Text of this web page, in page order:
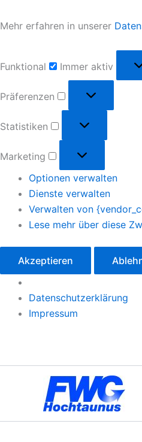
Mehr erfahren in unserer
Funktional Immer aktiv
Präferenzen
Statistiken
Marketing
Optionen verwalten
Dienste verwalten
Verwalten von
Lese mehr über diese
Akzeptieren
Datenschutzerklärung
Impressum